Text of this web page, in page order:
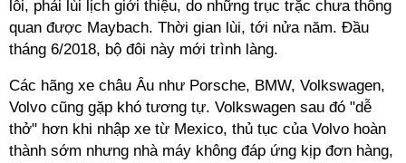
lỗi, phải lùi lịch giới thiệu, do những trục trặc chưa thông
quan được Maybach. Thời gian lùi, tới nửa năm. Đầu
tháng 6/2018, bộ đôi này mới trình làng.
Các hãng xe châu Âu như Porsche, BMW, Volkswagen,
Volvo cũng gặp khó tương tự. Volkswagen sau đó "dễ
thở" hơn khi nhập xe từ Mexico, thủ tục của Volvo hoàn
thành sớm nhưng nhà máy không đáp ứng kịp đơn hàng,